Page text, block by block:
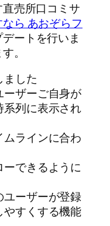
売所口コミサ
ら あおぞらフ
ートを行いま
。
ました
ーザーご自身が
列に表示され
ラインに合わ
できるように
ユーザーが登録
やすくする機能